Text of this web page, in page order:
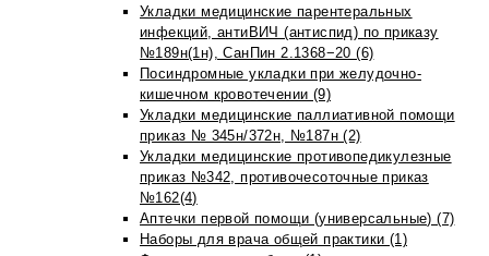
Укладки медицинские парентеральных
инфекций, антиВИЧ (антиспид) по приказу
№189н(1н), СанПин 2.1368−20 (6)
Посиндромные укладки при желудочно-
кишечном кровотечении (9)
Укладки медицинские паллиативной помощи
приказ № 345н/372н, №187н (2)
Укладки медицинские противопедикулезные
приказ №342, противочесоточные приказ
№162(4)
Аптечки первой помощи (универсальные) (7)
Наборы для врача общей практики (1)